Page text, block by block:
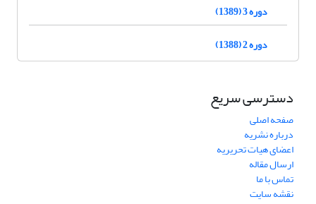
دوره 3 (1389)
دوره 2 (1388)
دسترسی سریع
صفحه اصلی
درباره نشریه
اعضای هیات تحریریه
ارسال مقاله
تماس با ما
نقشه سایت